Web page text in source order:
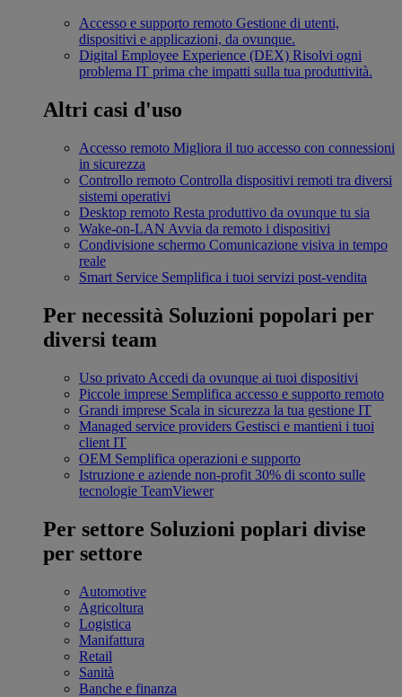
Accesso e supporto remoto Gestione di utenti,
dispositivi e applicazioni, da ovunque.
Digital Employee Experience (DEX) Risolvi ogni
problema IT prima che impatti sulla tua produttività.
Altri casi d'uso
Accesso remoto Migliora il tuo accesso con connessioni
in sicurezza
Controllo remoto Controlla dispositivi remoti tra diversi
sistemi operativi
Desktop remoto Resta produttivo da ovunque tu sia
Wake-on-LAN Avvia da remoto i dispositivi
Condivisione schermo Comunicazione visiva in tempo
reale
Smart Service Semplifica i tuoi servizi post-vendita
Per necessità Soluzioni popolari per
diversi team
Uso privato Accedi da ovunque ai tuoi dispositivi
Piccole imprese Semplifica accesso e supporto remoto
Grandi imprese Scala in sicurezza la tua gestione IT
Managed service providers Gestisci e mantieni i tuoi
client IT
OEM Semplifica operazioni e supporto
Istruzione e aziende non-profit 30% di sconto sulle
tecnologie TeamViewer
Per settore Soluzioni poplari divise
per settore
Automotive
Agricoltura
Logistica
Manifattura
Retail
Sanità
Banche e finanza